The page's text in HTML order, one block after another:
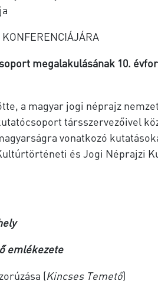
megalakulásának 10.
a magyar jogi néprajz
társszervezőivel
vonatkozó
és Jogi Néprajzi
emlékezete
(Kincses Temető)